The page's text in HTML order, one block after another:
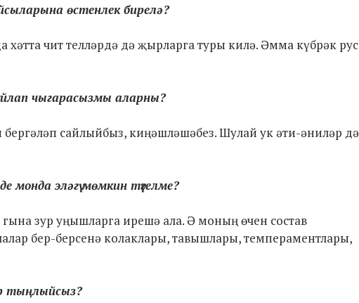
өстенлек бирелә?
хәтта чит телләрдә дә җырларга туры килә. Әмма күбрәк рус
чыгарасызмы аларны?
бергәләп сайлыйбыз, киңәшләшәбез. Шулай ук әти-әниләр дә
монда эләгү мөмкин түгелме?
зур уңышларга ирешә ала. Ә моның өчен состав
бер-берсенә колаклары, тавышлары, темпераментлары,
тыңлыйсыз?